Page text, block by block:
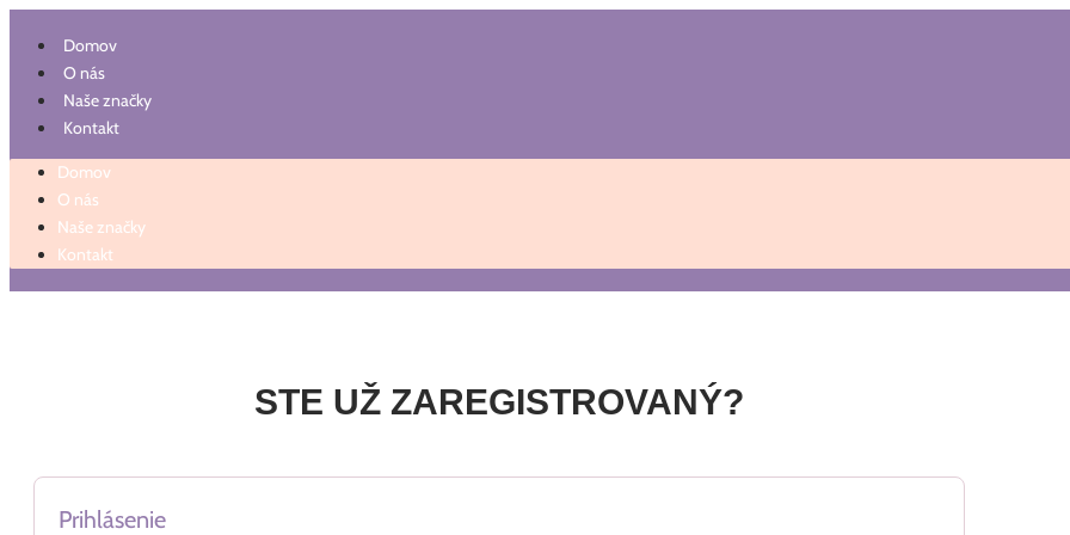
Preskočiť
obsah
Domov
O nás
Naše značky
Kontakt
Domov
O nás
Naše značky
Kontakt
STE UŽ ZAREGISTROVANÝ?
Prihlásenie